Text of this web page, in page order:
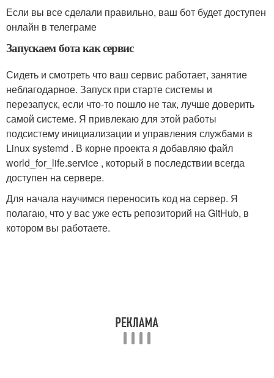
Если вы все сделали правильно, ваш бот будет доступен
онлайн в телеграме
Запускаем бота как сервис
Сидеть и смотреть что ваш сервис работает, занятие
неблагодарное. Запуск при старте системы и
перезапуск, если что-то пошло не так, лучше доверить
самой системе. Я привлекаю для этой работы
подсистему инициализации и управления службами в
Linux systemd . В корне проекта я добавляю файл
world_for_life.service , который в последствии всегда
доступен на сервере.
Для начала научимся переносить код на сервер. Я
полагаю, что у вас уже есть репозиторий на GitHub, в
котором вы работаете.